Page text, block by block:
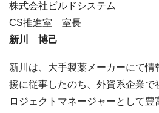
株式会社ビルドシステム
CS推進室 室長
新川 博己
新川は、大手製薬メーカーにて情
援に従事したのち、外資系企業で
ロジェクトマネージャーとして豊